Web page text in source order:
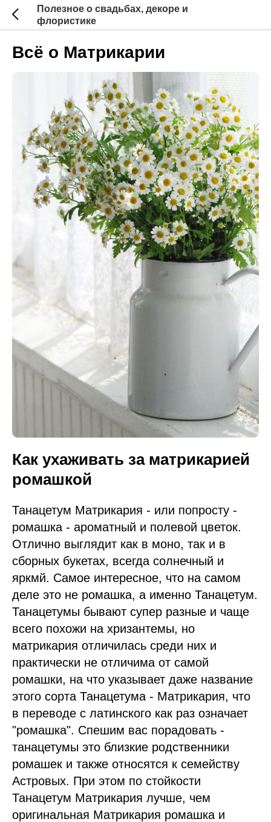
Полезное о свадьбах, декоре и
флористике
Всё о Матрикарии
Как ухаживать за матрикарией
ромашкой
Танацетум Матрикария - или попросту -
ромашка - ароматный и полевой цветок.
Отлично выглядит как в моно, так и в
сборных букетах, всегда солнечный и
яркмй. Самое интересное, что на самом
деле это не ромашка, а именно Танацетум.
Танацетумы бывают супер разные и чаще
всего похожи на хризантемы, но
матрикария отличилась среди них и
практически не отличима от самой
ромашки, на что указывает даже название
этого сорта Танацетума - Матрикария, что
в переводе с латинского как раз означает
"ромашка". Спешим вас порадовать -
танацетумы это близкие родственники
ромашек и также относятся к семейству
Астровых. При этом по стойкости
Танацетум Матрикария лучше, чем
оригинальная Матрикария ромашка и